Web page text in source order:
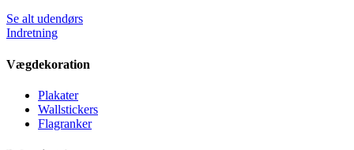
Se alt udendørs
Indretning
Vægdekoration
Plakater
Wallstickers
Flagranker